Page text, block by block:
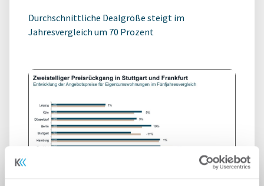
Durchschnittliche Dealgröße steigt im
Jahresvergleich um 70 Prozent